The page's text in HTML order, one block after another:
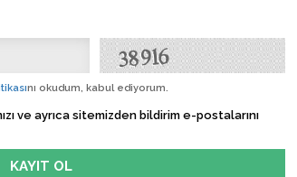
Profiline Bak
özelnı okudum, kabul ediyorum.
ve ayrıca sitemizden bildirim e-postalarını